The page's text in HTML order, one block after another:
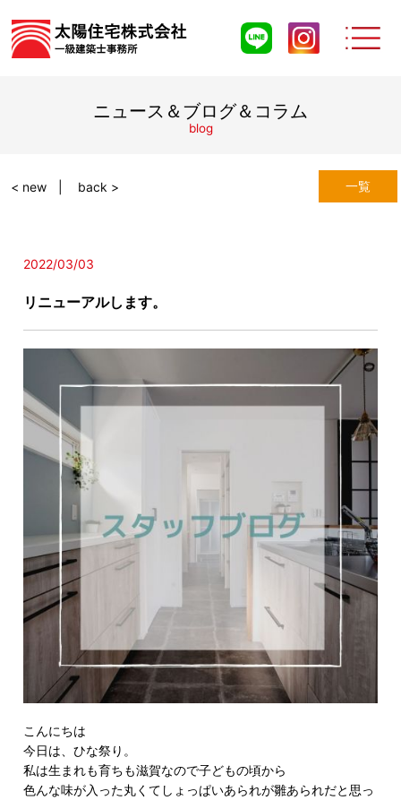
ニュース＆ブログ＆コラム
blog
一覧
< new back >
2022/03/03
リニューアルします。
こんにちは
今日は、ひな祭り。
私は生まれも育ちも滋賀なので子どもの頃から
色んな味が入った丸くてしょっぱいあられが雛あられだと思っ